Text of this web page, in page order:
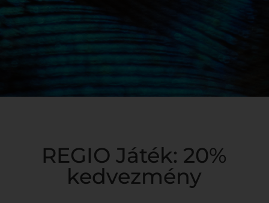
REGIO Játék: 20%
kedvezmény